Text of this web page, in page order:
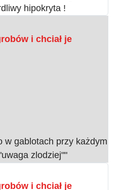
hipokryta !
i chciał je
w gablotach przy każdym
zlodziej""
i chciał je